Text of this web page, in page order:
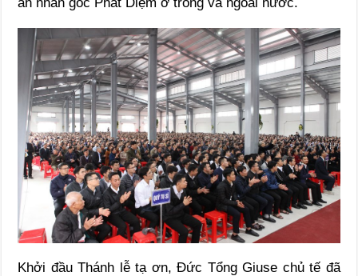
Khởi đầu Thánh lễ tạ ơn, Đức Tổng Giuse chủ tế đã